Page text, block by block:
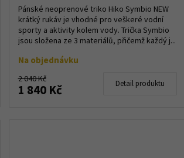
Pánské neoprenové triko Hiko Symbio NEW
krátký rukáv je vhodné pro veškeré vodní
sporty a aktivity kolem vody. Trička Symbio
jsou složena ze 3 materiálů, přičemž každý j...
Na objednávku
2 040 Kč
1 840 Kč Detail produktu